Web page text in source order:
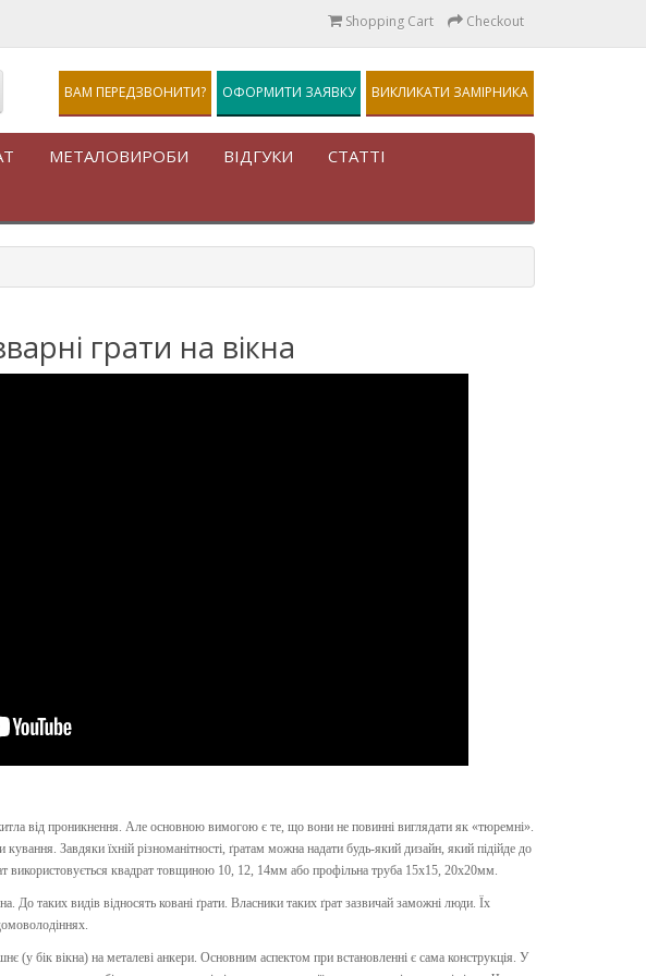
Shopping Cart Checkout
ВАМ ПЕРЕДЗВОНИТИ? ОФОРМИТИ ЗАЯВКУ ВИКЛИКАТИ ЗАМІРНИКА
МЕТАЛОВИРОБИ ВІДГУКИ
СТАТТІ
грати на вікна
від проникнення. Але основною вимогою є те, що вони не повинні виглядати як «тюремні».
Завдяки їхній різноманітності, ґратам можна надати будь-який дизайн, який підійде до
використовується квадрат товщиною 10, 12, 14мм або профільна труба 15х15, 20х20мм.
До таких видів відносять ковані ґрати. Власники таких ґрат зазвичай заможні люди. Їх
(у бік вікна) на металеві анкери. Основним аспектом при встановленні є сама конструкція. У